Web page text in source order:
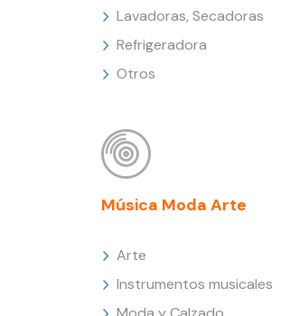
Lavadoras, Secadoras
Refrigeradora
Otros
Música Moda Arte
Arte
Instrumentos musicales